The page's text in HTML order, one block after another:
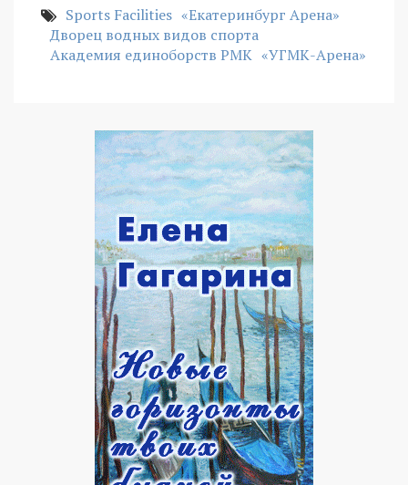
Sports Facilities «Екатеринбург Арена»
Дворец водных видов спорта
Академия единоборств РМК «УГМК-Арена»